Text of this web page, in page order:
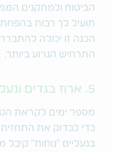
הביטוח ולמתקנים
תועיל לך רבות
הכנה זו יכולה
התרחיש הגרוע ביותר.
5. ארוז בגדים ונעליים מתאימים.
מספר ימים לקראת
כדי לבדוק את
בנעליים "נוחות"